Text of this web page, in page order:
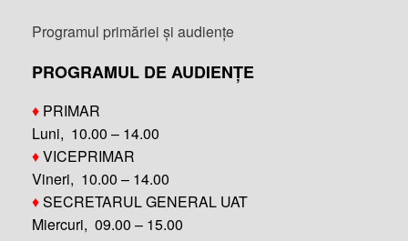
Programul primăriei și audiențe
PROGRAMUL DE AUDIENȚE
♦ PRIMAR
Luni, 10.00 – 14.00
♦VICEPRIMAR
Vineri, 10.00 – 14.00
♦SECRETARUL GENERAL UAT
Miercuri, 09.00 – 15.00